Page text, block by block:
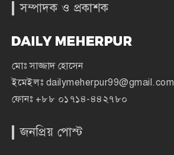
সম্পাদক ও প্রকাশক
মোঃ সাজ্জাদ হোসেন
ইমেইলঃ dailymeherpur99@gmail.com
ফোনঃ +৮৮ ০১৭১৪-৪৪২৭৮০
জনপ্রিয় পোস্ট